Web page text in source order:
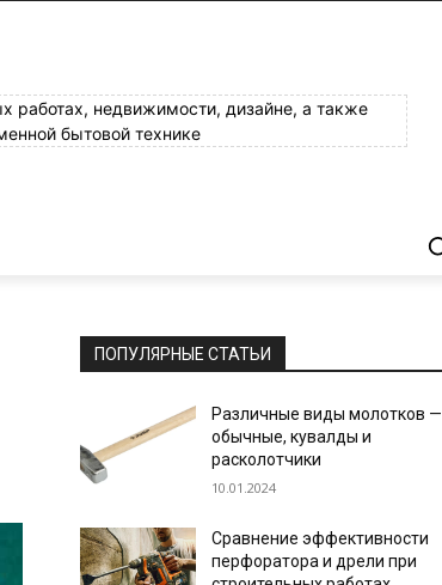
работах, недвижимости, дизайне, а также
бытовой технике
ПОПУЛЯРНЫЕ СТАТЬИ
Различные виды молотков —
обычные, кувалды и
расколотчики
10.01.2024
Сравнение эффективности
перфоратора и дрели при